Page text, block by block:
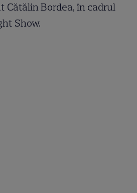
Cătălin Bordea, în cadrul
Show.